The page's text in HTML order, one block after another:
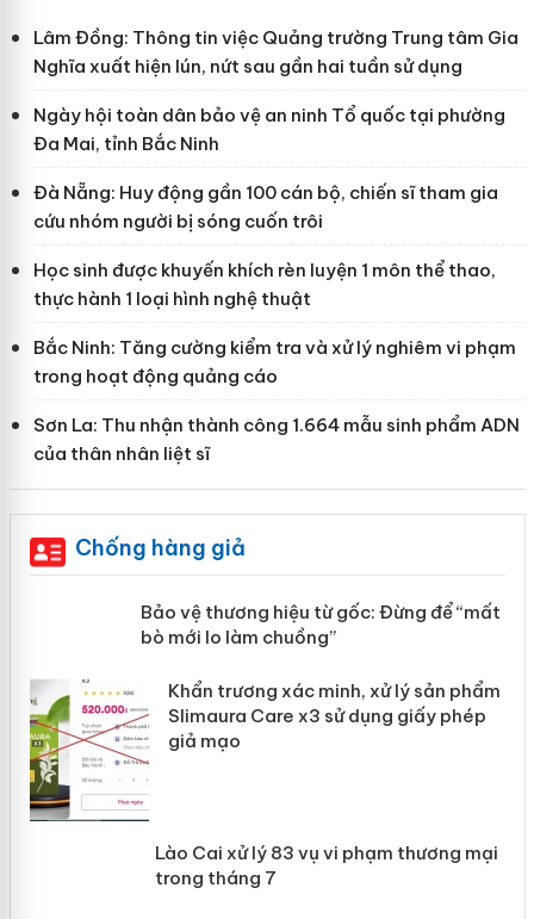
Lâm Đồng: Thông tin việc Quảng trường Trung tâm Gia
Nghĩa xuất hiện lún, nứt sau gần hai tuần sử dụng
Ngày hội toàn dân bảo vệ an ninh Tổ quốc tại phường
Đa Mai, tỉnh Bắc Ninh
Đà Nẵng: Huy động gần 100 cán bộ, chiến sĩ tham gia
cứu nhóm người bị sóng cuốn trôi
Học sinh được khuyến khích rèn luyện 1 môn thể thao,
thực hành 1 loại hình nghệ thuật
Bắc Ninh: Tăng cường kiểm tra và xử lý nghiêm vi phạm
trong hoạt động quảng cáo
Sơn La: Thu nhận thành công 1.664 mẫu sinh phẩm ADN
của thân nhân liệt sĩ
Chống hàng giả
Bảo vệ thương hiệu từ gốc: Đừng để
“mất bò mới lo làm chuồng”